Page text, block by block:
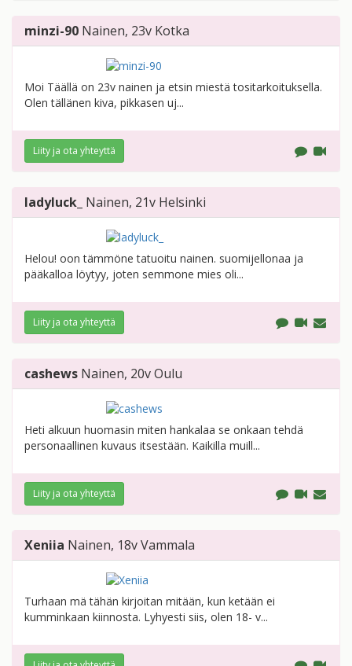
minzi-90 Nainen, 23v Kotka
Moi Täällä on 23v nainen ja etsin miestä tositarkoituksella.
Olen tällänen kiva, pikkasen uj...
Liity ja ota yhteyttä
ladyluck_ Nainen, 21v Helsinki
Helou! oon tämmöne tatuoitu nainen. suomijellonaa ja
pääkalloa löytyy, joten semmone mies oli...
Liity ja ota yhteyttä
cashews Nainen, 20vOulu
Heti alkuun huomasin miten hankalaa se onkaan tehdä
personaallinen kuvaus itsestään. Kaikilla muill...
Liity ja ota yhteyttä
Xeniia Nainen, 18vVammala
Turhaan mä tähän kirjoitan mitään, kun ketään ei
kumminkaan kiinnosta. Lyhyesti siis, olen 18- v...